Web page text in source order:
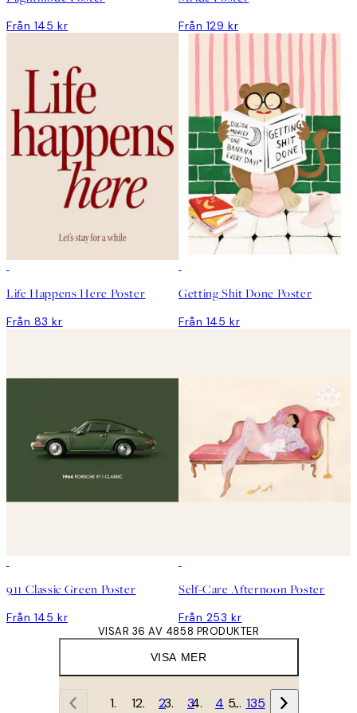
Från 145 kr Från 129 kr
Life Happens Here Poster
Från 83 kr
Getting Shit Done Poster
Från 145 kr
911 Classic Green Poster
Från 145 kr
Self-Care Afternoon Poster
Från 253 kr
VISA MER
VISAR 36 AV 4858 PRODUKTER
1 2 3 4 … 135